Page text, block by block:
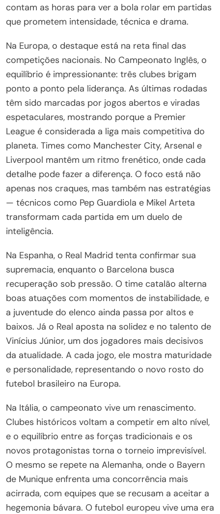
contam as horas para ver a bola rolar em partidas
que prometem intensidade, técnica e drama.
Na Europa, o destaque está na reta final das
competições nacionais. No Campeonato Inglês, o
equilíbrio é impressionante: três clubes brigam
ponto a ponto pela liderança. As últimas rodadas
têm sido marcadas por jogos abertos e viradas
espetaculares, mostrando porque a Premier
League é considerada a liga mais competitiva do
planeta. Times como Manchester City, Arsenal e
Liverpool mantêm um ritmo frenético, onde cada
detalhe pode fazer a diferença. O foco está não
apenas nos craques, mas também nas estratégias
— técnicos como Pep Guardiola e Mikel Arteta
transformam cada partida em um duelo de
inteligência.
Na Espanha, o Real Madrid tenta confirmar sua
supremacia, enquanto o Barcelona busca
recuperação sob pressão. O time catalão alterna
boas atuações com momentos de instabilidade, e
a juventude do elenco ainda passa por altos e
baixos. Já o Real aposta na solidez e no talento de
Vinícius Júnior, um dos jogadores mais decisivos
da atualidade. A cada jogo, ele mostra maturidade
e personalidade, representando o novo rosto do
futebol brasileiro na Europa.
Na Itália, o campeonato vive um renascimento.
Clubes históricos voltam a competir em alto nível,
e o equilíbrio entre as forças tradicionais e os
novos protagonistas torna o torneio imprevisível.
O mesmo se repete na Alemanha, onde o Bayern
de Munique enfrenta uma concorrência mais
acirrada, com equipes que se recusam a aceitar a
hegemonia bávara. O futebol europeu vive uma era